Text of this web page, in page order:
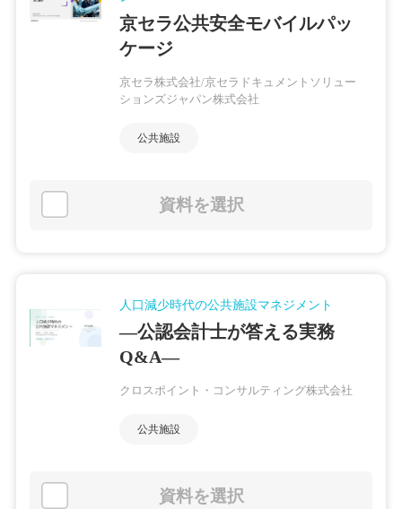
京セラ公共安全モバイルパッ
ケージ
京セラ株式会社/京セラドキュメントソリュー
ションズジャパン株式会社
公共施設
資料を選択
人口減少時代の公共施設マネジメント
―公認会計士が答える実務
Q&A―
クロスポイント・コンサルティング株式会社
公共施設
資料を選択